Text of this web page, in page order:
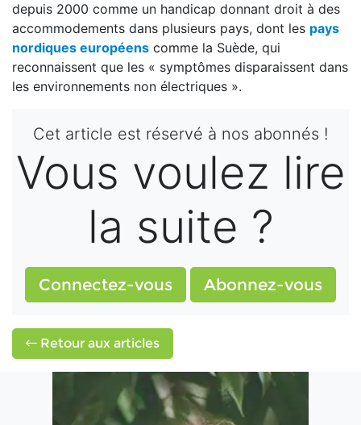
depuis 2000 comme un handicap donnant droit à des
accommodements dans plusieurs pays, dont les pays
nordiques européens comme la Suède, qui
reconnaissent que les « symptômes disparaissent dans
les environnements non électriques ».
Cet article est réservé à nos abonnés !
Vous voulez lire
la suite ?
Connectez-vous Abonnez-vous
Retour aux articles